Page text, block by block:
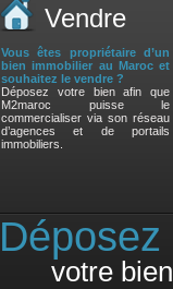
Vendre
Vous êtes propriétaire d’un
bien immobilier au Maroc et
souhaitez le vendre ?
Déposez votre bien afin que
M2maroc puisse le
commercialiser via son réseau
d’agences et de portails
immobiliers.
Déposez
votre bien